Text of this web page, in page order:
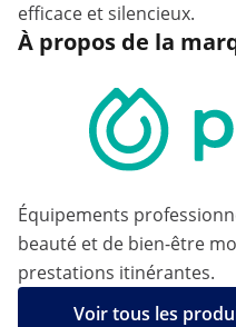
efficace et silencieux.
À propos de la
Équipements
beauté et de bien-être
prestations itinérantes.
Voir tous les